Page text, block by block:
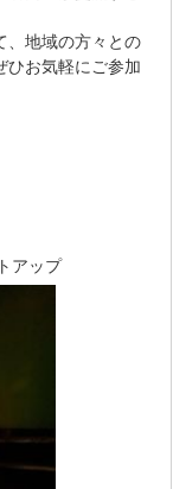
、地域の方々との
ひお気軽にご参加
トアップ